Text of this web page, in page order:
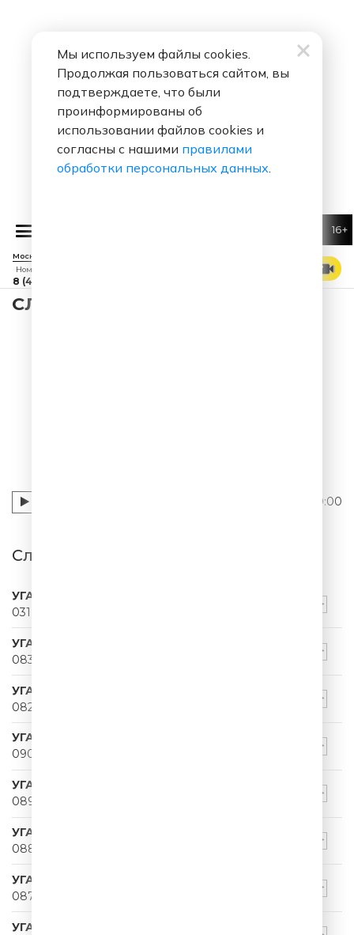
16+
Москва 88.7 FM
Номер прямого эфира
8 (495) 229 29 09
СЛУШАТЬ УГАРНЫЙ ПАПА - 052
00:00
Слушать УГАРНЫЙ ПАПА - 052
УГАРНЫЙ ПАПА
031
УГАРНЫЙ ПАПА
083
УГАРНЫЙ ПАПА
082
УГАРНЫЙ ПАПА
090
УГАРНЫЙ ПАПА
089
УГАРНЫЙ ПАПА
088
УГАРНЫЙ ПАПА
087
УГАРНЫЙ ПАПА
Мы используем файлы cookies.
Продолжая пользоваться сайтом, вы
подтверждаете, что были
проинформированы об
использовании файлов cookies и
согласны с нашими правилами
обработки персональных данных.